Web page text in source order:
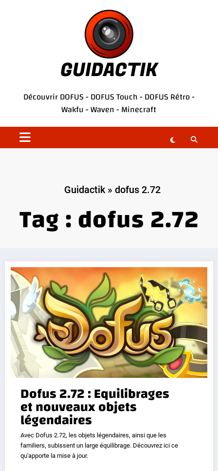
GUIDACTIK
DécouvrirDOFUS-DOFUS Touch-DOFUS Rétro-
Wakfu-Waven-Minecraft
Guidactik» dofus 2.72
Tag : dofus 2.72
Dofus 2.72 : Equilibrages
et nouveaux objets
légendaires
Avec Dofus 2.72, les objets légendaires, ainsi que les
familiers, subissent un large équilibrage. Découvrez ici ce
qu'apporte la mise à jour.